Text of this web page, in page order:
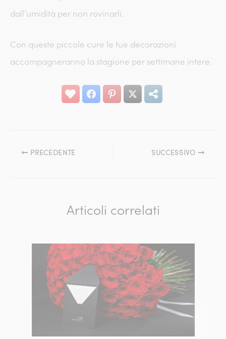
dall’umidità per non rovinarli.
Con queste piccole cure le tue decorazioni
accompagneranno la stagione per settimane intere.
PRECEDENTE SUCCESSIVO
Articoli correlati